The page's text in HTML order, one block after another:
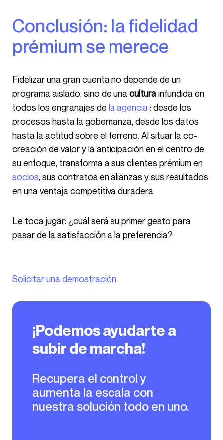
¡Podemos ayudarte a
subir de marcha!
Recupera el control y
aumenta la escala con
nuestra solución todo en uno.
Conclusión: la fidelidad
prémium se merece
Fidelizar una gran cuenta no depende de un
programa aislado, sino de una culturainfundida en
todos los engranajes de la agencia : desde los
procesos hasta la gobernanza, desde los datos
hasta la actitud sobre el terreno. Al situar la co-
creación de valor y la anticipación en el centro de
su enfoque, transforma a sus clientes prémium en
socios, sus contratos en alianzas y sus resultados
en una ventaja competitiva duradera.
Le toca jugar: ¿cuál será su primer gesto para
pasar de la satisfacción a la preferencia?
Solicitar una demostración